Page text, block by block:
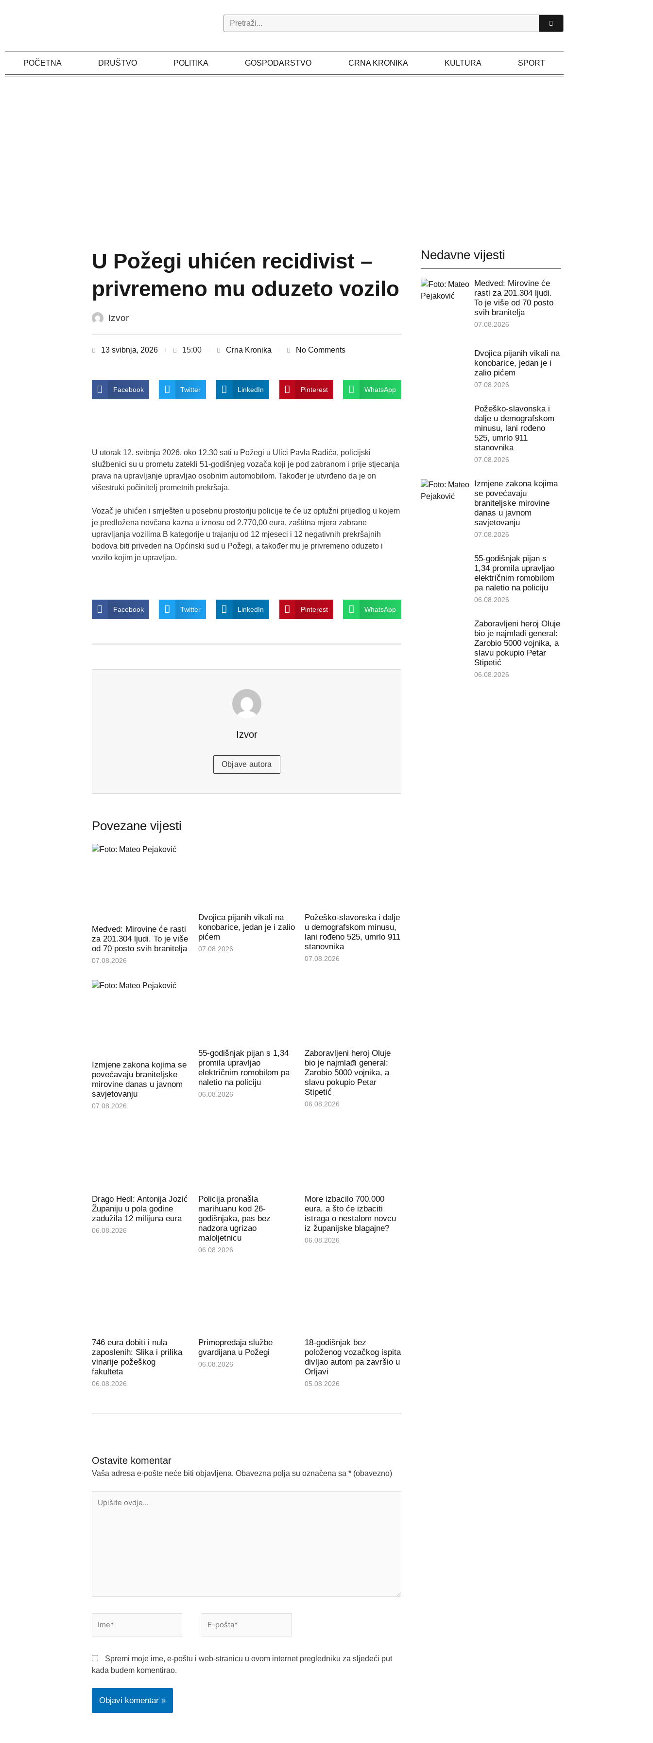
Search
POČETNA DRUŠTVO POLITIKA GOSPODARSTVO CRNA KRONIKA KULTURA SPORT
U Požegi uhićen recidivist –
privremeno mu oduzeto vozilo
Izvor
13 svibnja, 2026 15:00 Crna Kronika No Comments
Facebook Twitter LinkedIn Pinterest WhatsApp
U utorak 12. svibnja 2026. oko 12.30 sati u Požegi u Ulici Pavla Radića, policijski
službenici su u prometu zatekli 51-godišnjeg vozača koji je pod zabranom i prije stjecanja
prava na upravljanje upravljao osobnim automobilom. Također je utvrđeno da je on
višestruki počinitelj prometnih prekršaja.
Vozač je uhićen i smješten u posebnu prostoriju policije te će uz optužni prijedlog u kojem
je predložena novčana kazna u iznosu od 2.770,00 eura, zaštitna mjera zabrane
upravljanja vozilima B kategorije u trajanju od 12 mjeseci i 12 negativnih prekršajnih
bodova biti priveden na Općinski sud u Požegi, a također mu je privremeno oduzeto i
vozilo kojim je upravljao.
Facebook Twitter LinkedIn Pinterest WhatsApp
Izvor
Objave autora
Povezane vijesti
Medved: Mirovine će rasti
za 201.304 ljudi. To je više
od 70 posto svih branitelja
07.08.2026
Dvojica pijanih vikali na
konobarice, jedan je i zalio
pićem
07.08.2026
Požeško-slavonska i dalje
u demografskom minusu,
lani rođeno 525, umrlo 911
stanovnika
07.08.2026
Izmjene zakona kojima se
povećavaju braniteljske
mirovine danas u javnom
savjetovanju
07.08.2026
55-godišnjak pijan s 1,34
promila upravljao
električnim romobilom pa
naletio na policiju
06.08.2026
Zaboravljeni heroj Oluje
bio je najmlađi general:
Zarobio 5000 vojnika, a
slavu pokupio Petar
Stipetić
06.08.2026
Drago Hedl: Antonija Jozić
Županiju u pola godine
zadužila 12 milijuna eura
06.08.2026
Policija pronašla
marihuanu kod 26-
godišnjaka, pas bez
nadzora ugrizao
maloljetnicu
06.08.2026
More izbacilo 700.000
eura, a što će izbaciti
istraga o nestalom novcu
iz županijske blagajne?
06.08.2026
746 eura dobiti i nula
zaposlenih: Slika i prilika
vinarije požeškog
fakulteta
06.08.2026
Primopredaja službe
gvardijana u Požegi
06.08.2026
18-godišnjak bez
položenog vozačkog ispita
divljao autom pa završio u
Orljavi
05.08.2026
Ostavite komentar
Vaša adresa e-pošte neće biti objavljena. Obavezna polja su označena sa * (obavezno)
ovdje...
pošta*
Spremi moje ime, e-poštu i web-stranicu u ovom internet pregledniku za sljedeći put
kada budem komentirao.
Nedavne vijesti
Medved: Mirovine će
rasti za 201.304 ljudi.
To je više od 70 posto
svih branitelja
07.08.2026
Dvojica pijanih vikali na
konobarice, jedan je i
zalio pićem
07.08.2026
Požeško-slavonska i
dalje u demografskom
minusu, lani rođeno
525, umrlo 911
stanovnika
07.08.2026
Izmjene zakona kojima
se povećavaju
braniteljske mirovine
danas u javnom
savjetovanju
07.08.2026
55-godišnjak pijan s
1,34 promila upravljao
električnim romobilom
pa naletio na policiju
06.08.2026
Zaboravljeni heroj Oluje
bio je najmlađi general:
Zarobio 5000 vojnika, a
slavu pokupio Petar
Stipetić
06.08.2026